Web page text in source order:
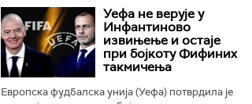
Уефа не верује у
Инфантиново
извињење и остаје
при бојкоту Фифиних
такмичења
Европска фудбалска унија (Уефа) потврдила је